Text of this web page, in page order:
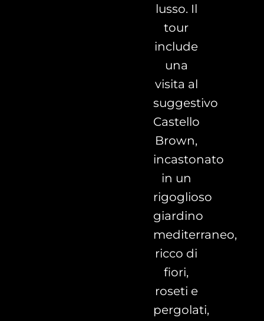
lusso. Il
tour
include
una
visita al
suggestivo
Castello
Brown,
incastonato
in un
rigoglioso
giardino
mediterraneo,
ricco di
fiori,
roseti e
pergolati,